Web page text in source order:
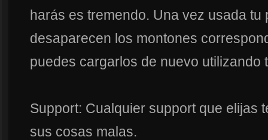
harás es tremendo. Una vez usada tu
desaparecen los montones
puedes cargarlos de nuevo utilizando
Support: Cualquier support que elijas
sus cosas malas.